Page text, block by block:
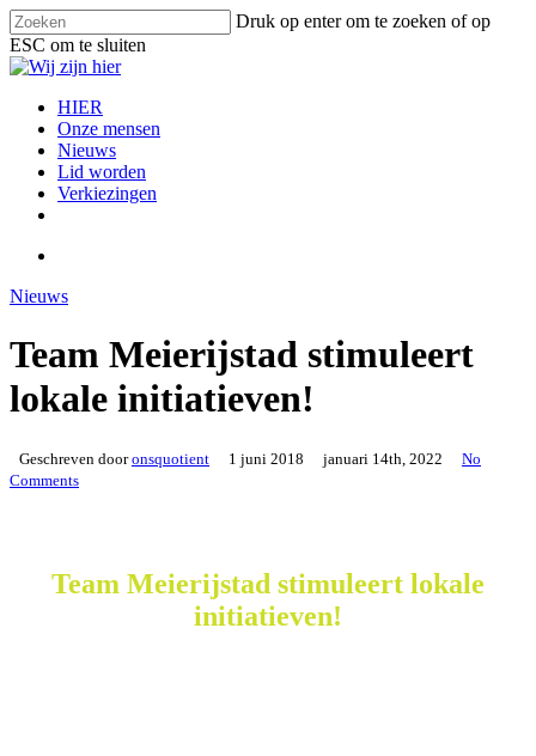
Skip
to
main
content
Druk op enter om te zoeken of op
ESC om te sluiten
Close
search
Menu
HIER
Onze mensen
Nieuws
Lid worden
Verkiezingen
Nieuws
Team Meierijstad stimuleert
lokale initiatieven!
Geschreven door onsquotient 1 juni 2018 januari 14th, 2022
No
Comments
Team Meierijstad stimuleert lokale
initiatieven!